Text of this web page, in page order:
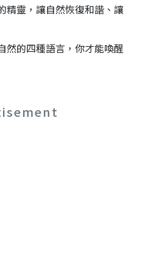
精靈，讓自然恢復和諧、讓
然的四種語言，你才能喚醒